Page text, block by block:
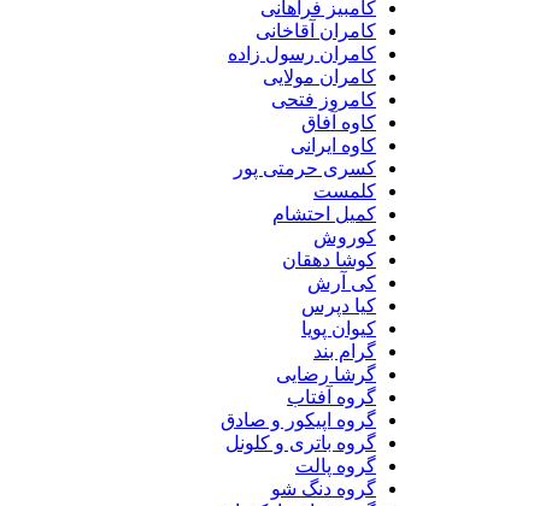
کامبیز فراهانی
کامران آقاخانی
کامران رسول زاده
کامران مولایی
کامروز فتحی
کاوه آفاق
کاوه ایرانی
کسری حرمتی پور
کلمست
کمیل احتشام
کوروش
کوشا دهقان
کی آرش
کیا دپرس
کیوان پویا
گرام بند
گرشا رضایی
گروه آفتاب
گروه اپیکور و صادق
گروه باتری و کلونل
گروه پالت
گروه دنگ شو